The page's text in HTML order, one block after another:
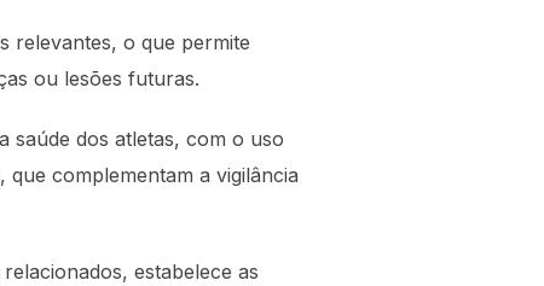
relevantes, o que permite
ou lesões futuras.
saúde dos atletas, com o uso
complementam a vigilância
estabelece as